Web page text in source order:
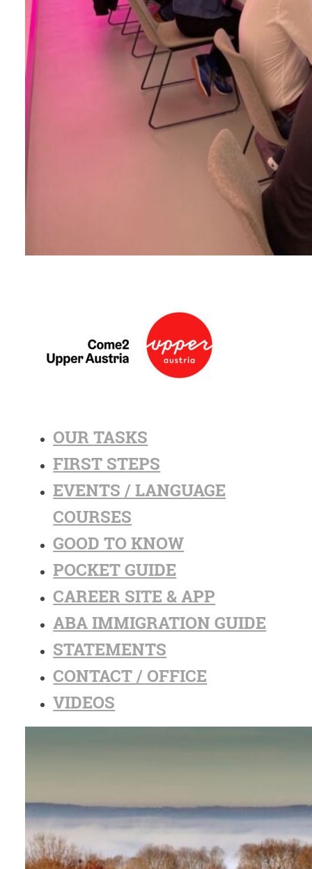
OUR TASKS
FIRST STEPS
EVENTS / LANGUAGE
COURSES
GOOD TO KNOW
POCKET GUIDE
CAREER SITE & APP
ABA IMMIGRATION GUIDE
STATEMENTS
CONTACT / OFFICE
VIDEOS